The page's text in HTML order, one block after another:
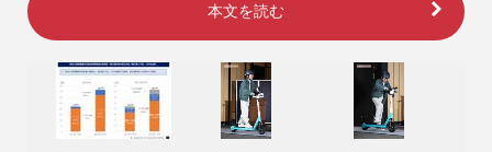
本文を読む